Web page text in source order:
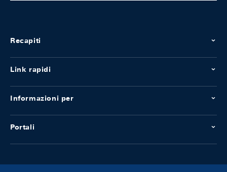
Recapiti
Link rapidi
Informazioni per
Portali